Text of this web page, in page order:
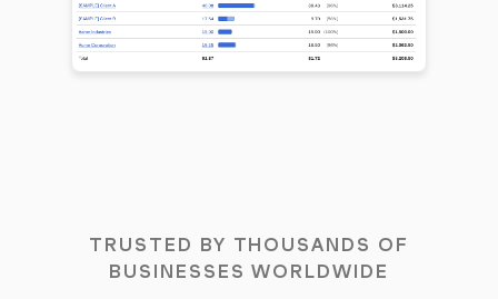
TRUSTED BY THOUSANDS OF
BUSINESSES WORLDWIDE